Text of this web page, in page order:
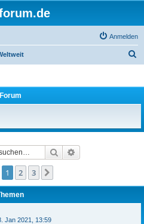
Anmelden
Forum
Suche
1 2 3
Jan 2021, 13:59